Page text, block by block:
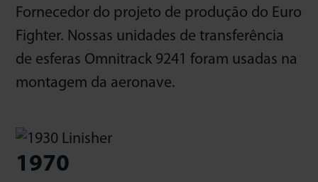
Fornecedor do projeto de produção do Euro
Fighter. Nossas unidades de transferência
de esferas Omnitrack 9241 foram usadas na
montagem da aeronave.
1970